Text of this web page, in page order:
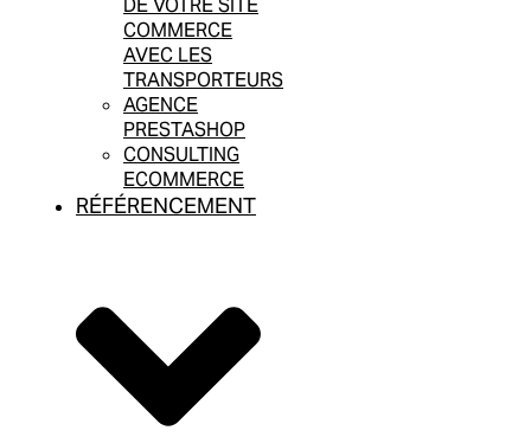
DE VOTRE SITE
COMMERCE
AVEC LES
TRANSPORTEURS
AGENCE
PRESTASHOP
CONSULTING
ECOMMERCE
RÉFÉRENCEMENT